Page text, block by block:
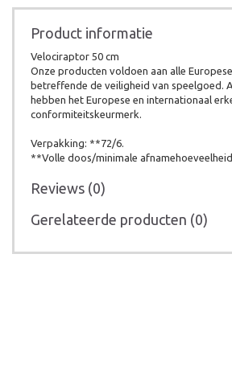
Product informatie
Velociraptor 50 cm
Onze producten voldoen aan alle
betreffende de veiligheid van speelgoed.
hebben het Europese en internationaal
conformiteitskeurmerk.
Verpakking: **72/6.
**Volle doos/minimale afnamehoeveelheid
Reviews (0)
Gerelateerde producten (0)